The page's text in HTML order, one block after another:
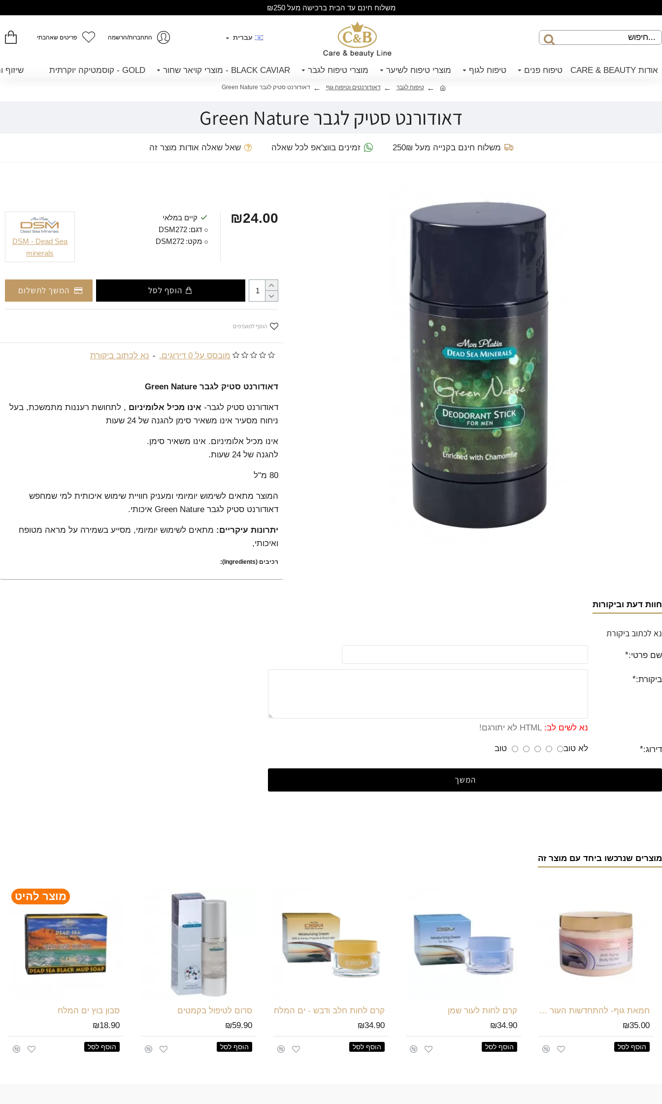
משלוח חינם עד הבית ברכישה מעל ₪250
עברית התחברות/הרשמה פריטים שאהבתי
אודות CARE & BEAUTY טיפוח פנים טיפוח לגוף מוצרי טיפוח לשיער מוצרי טיפוח לגבר BLACK CAVIAR - מוצרי קויאר שחור GOLD - קוסמטיקה יוקרתית שיזוף
טיפוח לגבר דאודורנטים וטיפוח גוף דאודורנט סטיק לגבר Green Nature
דאודורנט סטיק לגבר Green Nature
משלוח חינם בקנייה מעל 250₪ זמינים בווצ'אפ לכל שאלה שאל שאלה אודות מוצר זה
מובסס על 0 דירוגים. - נא לכתוב ביקורת
₪24.00
קיים במלאי
דגם: DSM272
מקט: DSM272
DSM - Dead Sea
minerals
הוסף לסל המשך לתשלום
הוסף למועדפים
דאודורנט סטיק לגבר Green Nature
דאודורנט סטיק לגבר- אינו מכיל אלומיניום , לתחושת רעננות מתמשכת, בעל
ניחוח מסעיר אינו משאיר סימן להגנה של 24 שעות
אינו מכיל אלומיניום. אינו משאיר סימן.
להגנה של 24 שעות.
80 מ"ל
המוצר מתאים לשימוש יומיומי ומעניק חוויית שימוש איכותית למי שמחפש
דאודורנט סטיק לגבר Green Nature איכותי.
יתרונות עיקריים: מתאים לשימוש יומיומי, מסייע בשמירה על מראה מטופח
ואיכותי,
רכיבים (Ingredients):
חוות דעת וביקורות
נא לכתוב ביקורת
שם פרטי:
ביקורת:
נא לשים לב:
דירוג: לא טוב טוב
המשך
מוצרים שנרכשו ביחד עם מוצר זה
חמאת גוף- להתחדשות העור בריח פסיפלורה פפאיה
₪35.00
הוסף לסל
קרם לחות לעור שמן
₪34.90
הוסף לסל
קרם לחות חלב ודבש - ים המלח
₪34.90
הוסף לסל
סרום לטיפול בקמטים
₪59.90
הוסף לסל
מוצר להיט
סבון בוץ ים המלח
₪18.90
הוסף לסל